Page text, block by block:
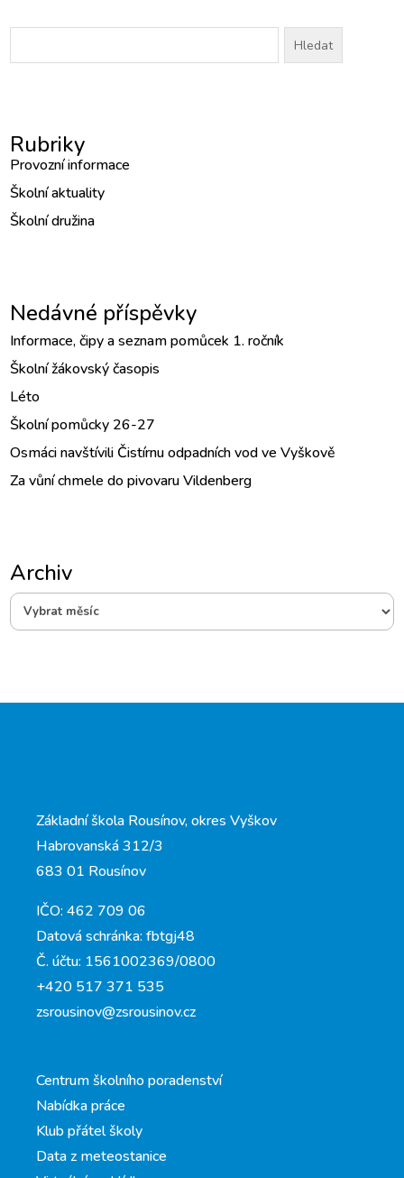
Vyhledávání
Rubriky
Provozní informace
Školní aktuality
Školní družina
Nedávné příspěvky
Informace, čipy a seznam pomůcek 1. ročník
Školní žákovský časopis
Léto
Školní pomůcky 26-27
Osmáci navštívili Čistírnu odpadních vod ve Vyškově
Za vůní chmele do pivovaru Vildenberg
ArchivArchiv
Základní škola Rousínov, okres Vyškov
Habrovanská 312/3
683 01 Rousínov
IČO: 462 709 06
Datová schránka: fbtgj48
Č. účtu: 1561002369/0800
+420 517 371 535
zsrousinov@zsrousinov.cz
Centrum školního poradenství
Nabídka práce
Klub přátel školy
Data z meteostanice